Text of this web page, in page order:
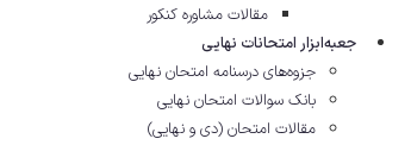
مقالات مشاوره‌ کنکور
جعبه‌ابزار امتحانات نهایی
جزوه‌های درسنامه امتحان نهایی
بانک سوالات امتحان نهایی
مقالات امتحان (دی و نهایی)